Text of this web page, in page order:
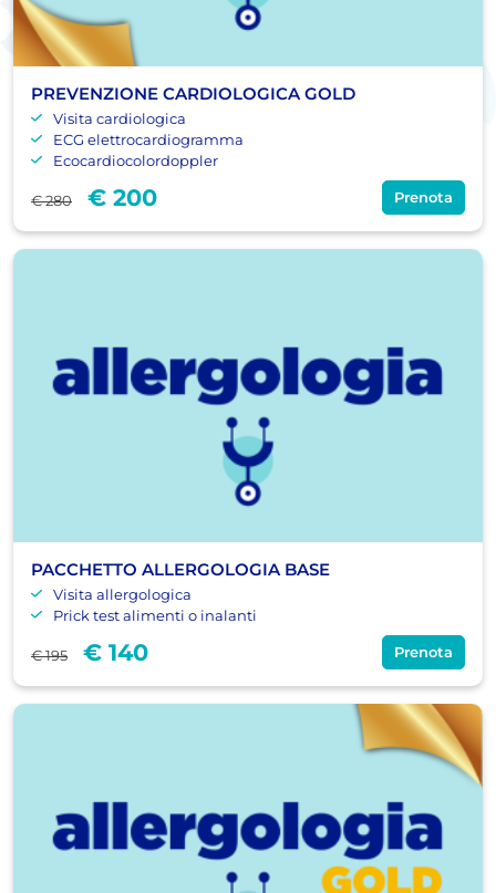
PREVENZIONE CARDIOLOGICA GOLD
Visita cardiologica
ECG elettrocardiogramma
Ecocardiocolordoppler
€ 280 € 200 Prenota
PACCHETTO ALLERGOLOGIA BASE
Visita allergologica
Prick test alimenti o inalanti
€ 195 € 140 Prenota